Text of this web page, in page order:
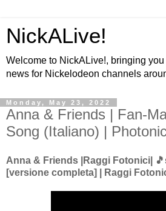
NickALive!
Welcome to NickALive!, bringing
news for Nickelodeon channels
Monday, May 23, 2022
Anna & Friends | Fan-
Song (Italiano) |
Anna & Friends |Raggi Fotonici|
[versione completa] | Raggi